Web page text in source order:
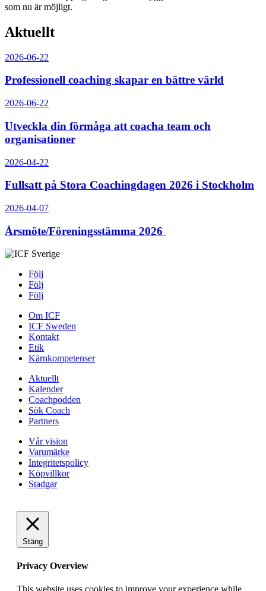
som nu är möjligt.
Aktuellt
2026-06-22
Professionell coaching skapar en bättre värld
2026-06-22
Utveckla din förmåga att coacha team och
organisationer
2026-04-22
Fullsatt på Stora Coachingdagen 2026 i Stockholm
2026-04-07
Årsmöte/Föreningsstämma 2026
Följ
Följ
Följ
Om ICF
ICF Sweden
Kontakt
Etik
Kärnkompetenser
Aktuellt
Kalender
Coachpodden
Sök Coach
Partners
Vår vision
Varumärke
Integritetspolicy
Köpvillkor
Stadgar
Stäng
Privacy Overview
This website uses cookies to improve your experience while